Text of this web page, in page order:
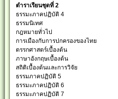
ตำราเรียนชุดที่ 2
ธรรมะภาคปฏิบัติ 4
ธรรมนิเทศ
กฎหมายทั่วไป
การเมืองกับการปกครองของไทย
ตรรกศาสตร์เบื้องต้น
ภาษาอังกฤษเบื้องต้น
สถิติเบื้องต้นและการวิจัย
ธรรมภาคปฏิบัติ 5
ธรรมะภาคปฏิบัติ 6
ธรรมะภาคปฏิบัติ 7